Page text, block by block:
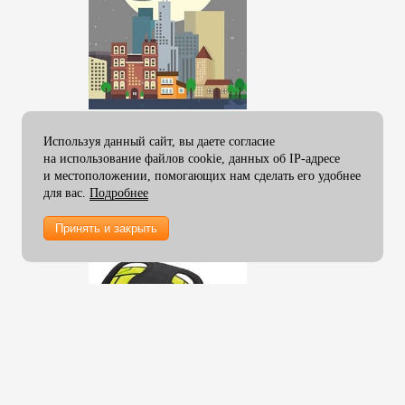
Используя данный сайт, вы даете согласие
на использование файлов cookie, данных об IP-адресе
и местоположении, помогающих нам сделать его удобнее
для вас. Подробнее
Принять и закрыть